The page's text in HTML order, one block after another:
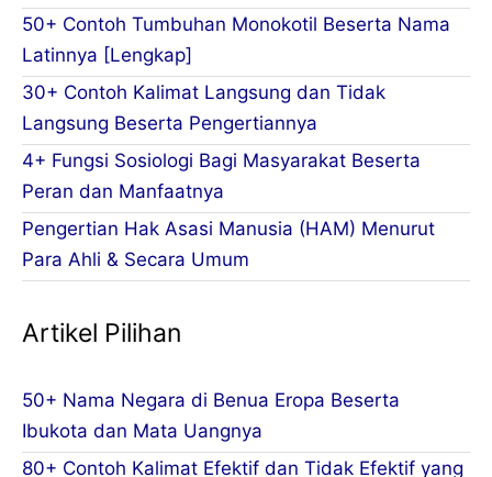
50+ Contoh Tumbuhan Monokotil Beserta Nama
Latinnya [Lengkap]
30+ Contoh Kalimat Langsung dan Tidak
Langsung Beserta Pengertiannya
4+ Fungsi Sosiologi Bagi Masyarakat Beserta
Peran dan Manfaatnya
Pengertian Hak Asasi Manusia (HAM) Menurut
Para Ahli & Secara Umum
Artikel Pilihan
50+ Nama Negara di Benua Eropa Beserta
Ibukota dan Mata Uangnya
80+ Contoh Kalimat Efektif dan Tidak Efektif yang